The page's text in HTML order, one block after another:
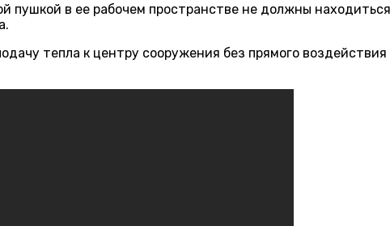
пушкой в ее рабочем пространстве не должны
тепла к центру сооружения без прямого